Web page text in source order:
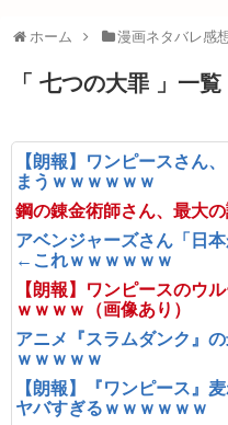
ホーム 漫画ネタバレ感
「 七つの大罪 」一覧
【朗報】ワンピースさん
まうｗｗｗｗｗｗ
鋼の錬金術師さん、最大
アベンジャーズさん「日
←これｗｗｗｗｗｗ
【朗報】ワンピースのウ
ｗｗｗｗ（画像あり）
アニメ『スラムダンク』
ｗｗｗｗｗ
【朗報】『ワンピース』
ヤバすぎるｗｗｗｗｗｗ